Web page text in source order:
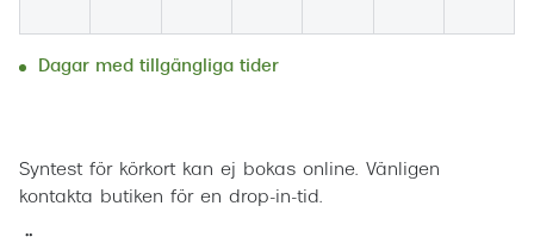
Dagar med tillgängliga tider
Syntest för körkort kan ej bokas online. Vänligen
kontakta butiken för en drop-in-tid.